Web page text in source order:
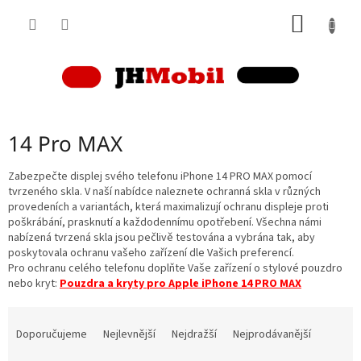
14 Pro MAX
Zabezpečte displej svého telefonu iPhone 14 PRO MAX pomocí
tvrzeného skla. V naší nabídce naleznete ochranná skla v různých
provedeních a variantách, která maximalizují ochranu displeje proti
poškrábání, prasknutí a každodennímu opotřebení. Všechna námi
nabízená tvrzená skla jsou pečlivě testována a vybrána tak, aby
poskytovala ochranu vašeho zařízení dle Vašich preferencí.
Pro ochranu celého telefonu doplňte Vaše zařízení o stylové pouzdro
nebo kryt: Pouzdra a kryty pro Apple iPhone 14 PRO MAX
Doporučujeme Nejlevnější Nejdražší
Nejprodávanější